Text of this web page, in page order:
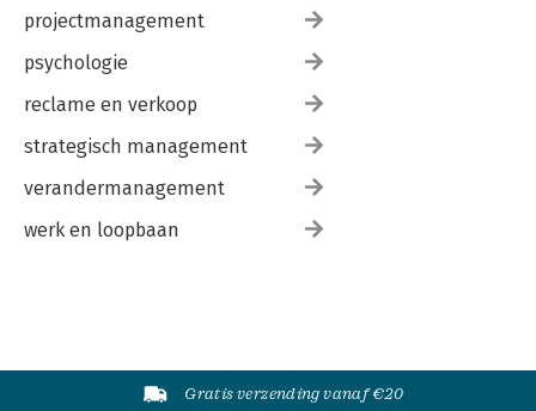
projectmanagement
psychologie
reclame en verkoop
strategisch management
verandermanagement
werk en loopbaan
Gratis verzending vanaf €20